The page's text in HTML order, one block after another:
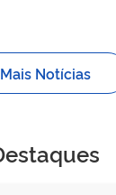
Mais Notícias